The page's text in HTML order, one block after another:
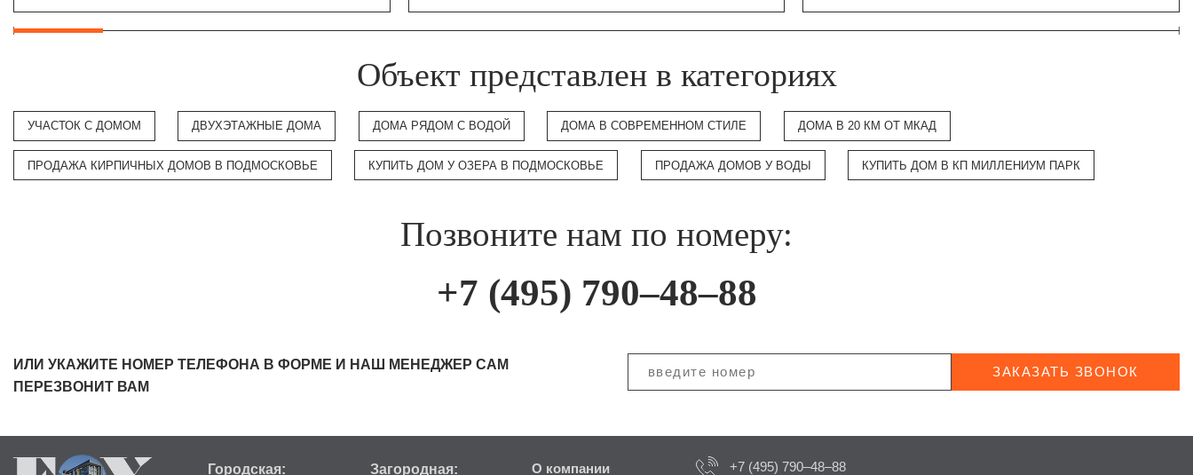
Объект представлен в категориях
УЧАСТОК С ДОМОМ ДВУХЭТАЖНЫЕ ДОМА ДОМА РЯДОМ С ВОДОЙ ДОМА В СОВРЕМЕННОМ СТИЛЕ ДОМА В 20 КМ ОТ МКАД
ПРОДАЖА КИРПИЧНЫХ ДОМОВ В ПОДМОСКОВЬЕ КУПИТЬ ДОМ У ОЗЕРА В ПОДМОСКОВЬЕ ПРОДАЖА ДОМОВ У ВОДЫ КУПИТЬ ДОМ В КП МИЛЛЕНИУМ ПАРК
Позвоните нам по номеру:
+7 (495) 790–48–88
ИЛИ УКАЖИТЕ НОМЕР ТЕЛЕФОНА В ФОРМЕ И НАШ МЕНЕДЖЕР САМ
ПЕРЕЗВОНИТ ВАМ
ЗАКАЗАТЬ ЗВОНОК
Городская: Загородная: О компании +7 (495) 790–48–88